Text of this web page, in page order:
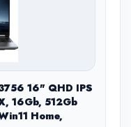
16" QHD IPS
16Gb, 512Gb
Home,